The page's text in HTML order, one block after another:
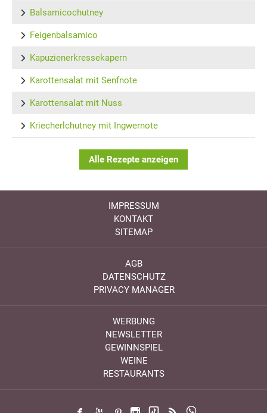
Balsamicochutney
Feigenbalsamico
Kapuzienerkressekapern
Karottensalat mit Senfnote
Karottensalat mit Nuss
Kriecherlchutney mit Ingwernote
Alle Rezepte anzeigen
IMPRESSUM
KONTAKT
SITEMAP
AGB
DATENSCHUTZ
PRIVACY MANAGER
WERBUNG
NEWSLETTER
GEWINNSPIEL
WEINE
RESTAURANTS